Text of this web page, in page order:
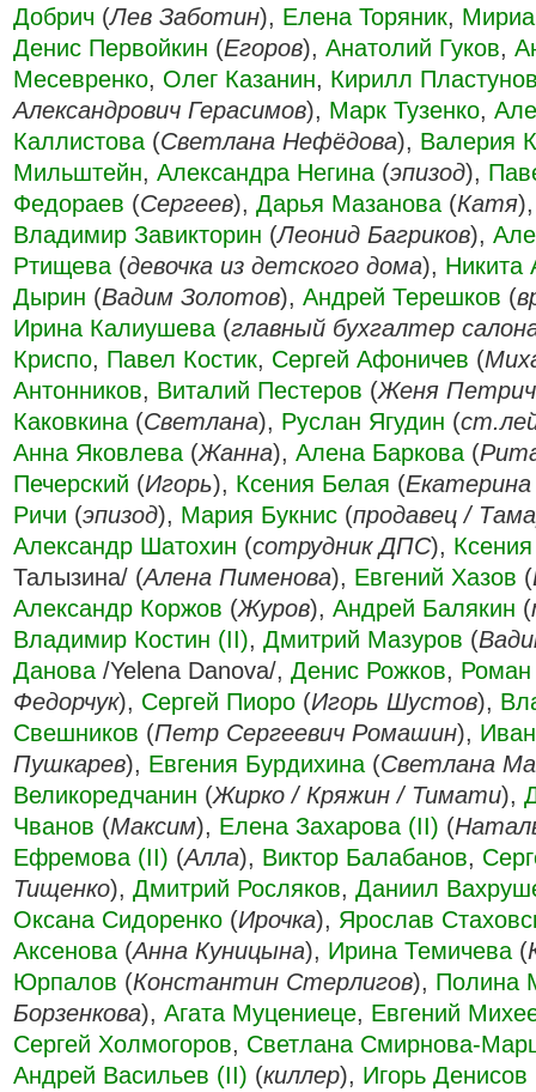
Добрич (Лев Заботин), Елена Торяник,
Денис Первойкин (Егоров), Анатолий Гуков,
Месевренко, Олег Казанин, Кирилл
Александрович Герасимов), Марк Тузенко,
Каллистова (Светлана Нефёдова), Валерия
Мильштейн, Александра Негина (эпизод),
Федораев (Сергеев), Дарья Мазанова (Катя
Владимир Завикторин (Леонид Багриков),
Ртищева (девочка из детского дома), Никита
Дырин (Вадим Золотов), Андрей Терешков (
Ирина Калиушева (главный бухгалтер
Криспо, Павел Костик, Сергей Афоничев (
Антонников, Виталий Пестеров (Женя Петрич
Каковкина (Светлана), Руслан Ягудин (
Анна Яковлева (Жанна), Алена Баркова (
Печерский (Игорь), Ксения Белая (Екатерина
Ричи (эпизод), Мария Букнис (продавец /
Александр Шатохин (сотрудник ДПС),
Талызина/ (Алена Пименова), Евгений Хазов (
Александр Коржов (Журов), Андрей Балякин (
Владимир Костин (II), Дмитрий Мазуров (
Данова /Yelena Danova/, Денис Рожков, Роман
Федорчук), Сергей Пиоро (Игорь Шустов),
Свешников (Петр Сергеевич Ромашин),
Пушкарев), Евгения Бурдихина (Светлана
Великоредчанин (Жирко / Кряжин / Тимати),
Чванов (Максим), Елена Захарова (II) (
Ефремова (II) (Алла), Виктор Балабанов,
Тищенко), Дмитрий Росляков, Даниил
Оксана Сидоренко (Ирочка), Ярослав
Аксенова (Анна Куницына), Ирина Темичева (
Юрпалов (Константин Стерлигов), Полина
Борзенкова), Агата Муцениеце, Евгений
Сергей Холмогоров, Светлана Смирнова-
Андрей Васильев (II) (киллер), Игорь Денисов